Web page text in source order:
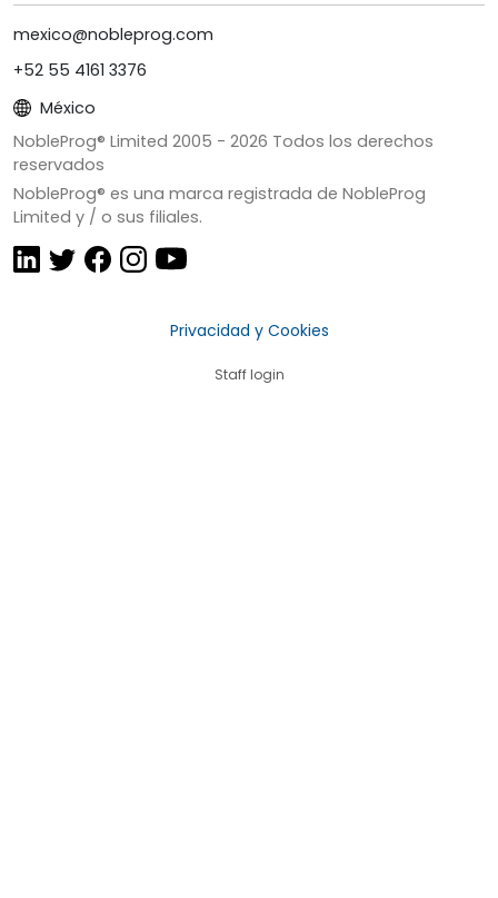
mexico@nobleprog.com
+52 55 4161 3376
México
NobleProg® Limited 2005 - 2026 Todos los derechos
reservados
NobleProg® es una marca registrada de NobleProg
Limited y / o sus filiales.
Privacidad y Cookies
Staff login